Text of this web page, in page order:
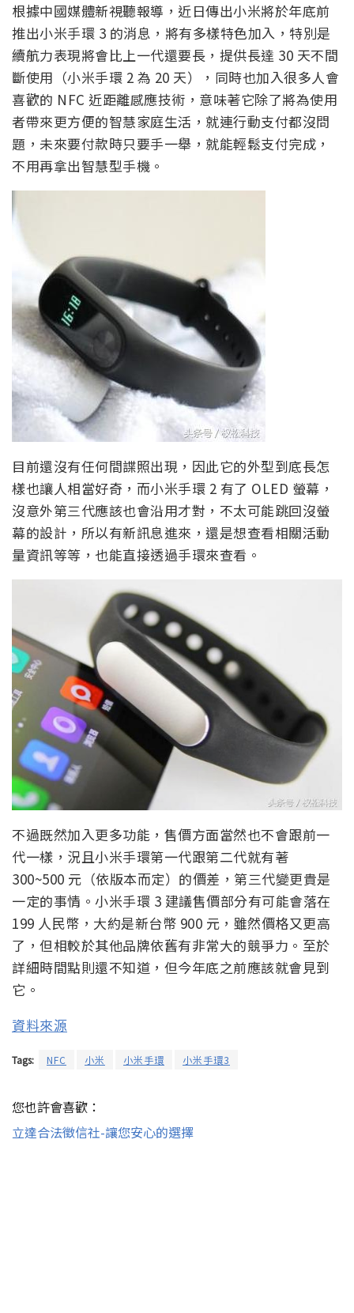
根據中國媒體新視聽報導，近日傳出小米將於年底前
推出小米手環 3 的消息，將有多樣特色加入，特別是
續航力表現將會比上一代還要長，提供長達 30 天不間
斷使用（小米手環 2 為 20 天），同時也加入很多人會
喜歡的 NFC 近距離感應技術，意味著它除了將為使用
者帶來更方便的智慧家庭生活，就連行動支付都沒問
題，未來要付款時只要手一舉，就能輕鬆支付完成，
不用再拿出智慧型手機。
目前還沒有任何間諜照出現，因此它的外型到底長怎
樣也讓人相當好奇，而小米手環 2 有了 OLED 螢幕，
沒意外第三代應該也會沿用才對，不太可能跳回沒螢
幕的設計，所以有新訊息進來，還是想查看相關活動
量資訊等等，也能直接透過手環來查看。
不過既然加入更多功能，售價方面當然也不會跟前一
代一樣，況且小米手環第一代跟第二代就有著
300~500 元（依版本而定）的價差，第三代變更貴是
一定的事情。小米手環 3 建議售價部分有可能會落在
199 人民幣，大約是新台幣 900 元，雖然價格又更高
了，但相較於其他品牌依舊有非常大的競爭力。至於
詳細時間點則還不知道，但今年底之前應該就會見到
它。
資料來源
Tags: NFC 小米 小米手環 小米手環3
您也許會喜歡：
立達合法徵信社-讓您安心的選擇